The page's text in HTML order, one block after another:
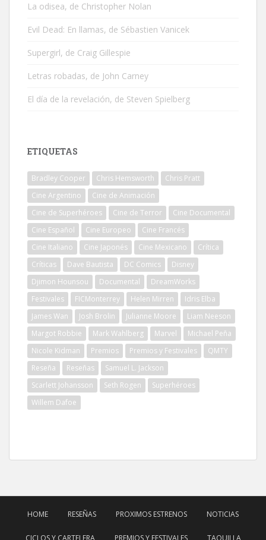
La odisea, de Christopher Nolan
Evil Dead: En llamas, de Sébastien Vanicek
Supergirl, de Craig Gillespie
Letras robadas, de John Carney
El día de la revelación, de Steven Spielberg
ETIQUETAS
Bradley Cooper Chris Hemsworth
Chris Pratt
Cine Argentino
Cine de Animación
Cine de Superhéroes
Cine de Terror
Cine Documental
Cine Español
Cine Europeo
Cine Francés
Cine Italiano
Cine Japonés Cine Mexicano
Crítica
Críticas
Dave Bautista DC Comics
Disney
Djimon Hounsou
Documental
DreamWorks
Festivales
FICMonterrey Helen Mirren
Idris Elba
James Wan
Josh Brolin Julianne Moore
Liam Neeson
Margot Robbie
Mark Wahlberg Marvel
Michael Peña
Nicole Kidman
Premios Premios y Festivales
QMTY
Reseña
Reseñas
Samuel L. Jackson
Scarlett Johansson
Seth Rogen
Superhéroes
Willem Dafoe
HOME RESEÑAS PROXIMOS ESTRENOS NOTICIAS